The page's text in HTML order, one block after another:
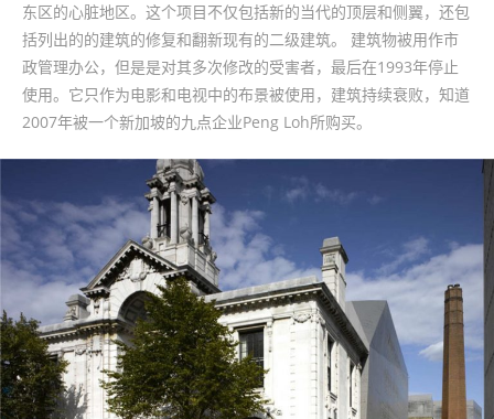
东区的心脏地区。这个项目不仅包括新的当代的顶层和侧翼，还包
括列出的的建筑的修复和翻新现有的二级建筑。 建筑物被用作市
政管理办公，但是是对其多次修改的受害者，最后在1993年停止
使用。它只作为电影和电视中的布景被使用，建筑持续衰败，知道
2007年被一个新加坡的九点企业Peng Loh所购买。